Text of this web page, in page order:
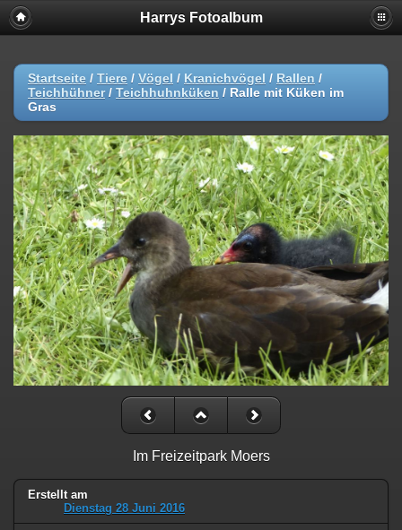
Harrys Fotoalbum
Startseite / Tiere / Vögel / Kranichvögel / Rallen /
Teichhühner/ Teichhuhnküken / Ralle mit Küken im
Gras
Im Freizeitpark Moers
Erstellt am
Dienstag 28 Juni 2016